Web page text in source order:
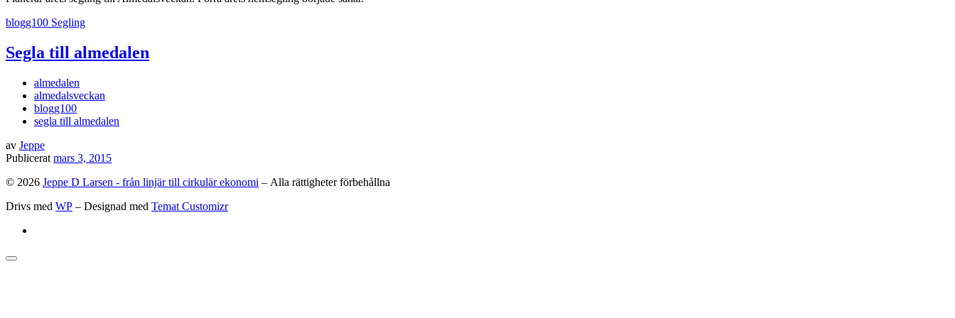
blogg100 Segling
Segla till almedalen
almedalen
almedalsveckan
blogg100
segla till almedalen
av Jeppe
Publicerat mars 3, 2015
© 2026 Jeppe D Larsen - från linjär till cirkulär ekonomi – Alla rättigheter förbehållna
Drivs med WP – Designad med Temat Customizr